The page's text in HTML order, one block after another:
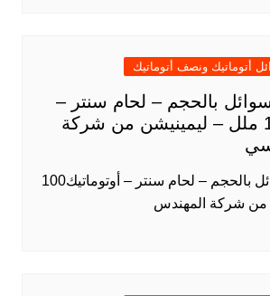
أتوماتيك ونصف أتوماتيك
سوائل بالحجم – لحام سنتر –
أوتوماتيك100 ملل – ليمينيشن من شركة
ماكينة تعبئة سوائل بالحجم – لحام سنتر – أوتوماتيك100
من شركة المهندس